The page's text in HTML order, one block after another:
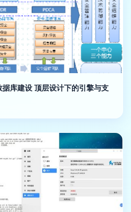
库建设 顶层设计下的引擎与支